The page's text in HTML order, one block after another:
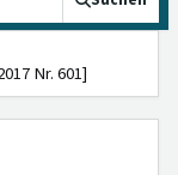
Nr. 601]